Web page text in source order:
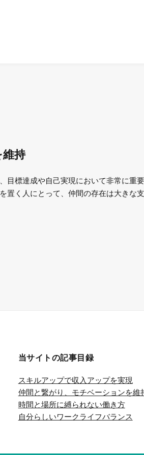
持
目標達成や自己実現において非常に重
置く人にとって、仲間の存在は大きな
当サイトの記事目録
スキルアップで収入アップを実現
仲間と繋がり、モチベーションを維
時間と場所に縛られない働き方
自分らしいワークライフバランス